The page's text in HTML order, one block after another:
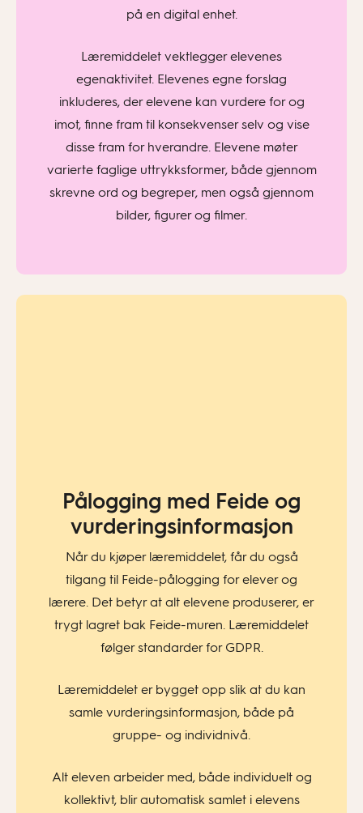
på en digital enhet.
Læremiddelet vektlegger elevenes
egenaktivitet. Elevenes egne forslag
inkluderes, der elevene kan vurdere for og
imot, finne fram til konsekvenser selv og vise
disse fram for hverandre. Elevene møter
varierte faglige uttrykksformer, både gjennom
skrevne ord og begreper, men også gjennom
bilder, figurer og filmer.
Pålogging med Feide og
vurderingsinformasjon​
Når du kjøper læremiddelet, får du også
tilgang til Feide-pålogging for elever og
lærere. Det betyr at alt elevene produserer, er
trygt lagret bak Feide-muren. Læremiddelet
følger standarder for GDPR.
Læremiddelet er bygget opp slik at du kan
samle vurderingsinformasjon, både på
gruppe- og individnivå.
Alt eleven arbeider med, både individuelt og
kollektivt, blir automatisk samlet i elevens